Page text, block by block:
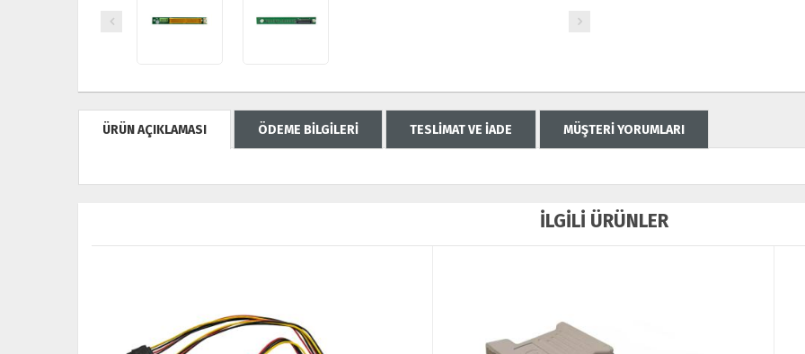
ÜRÜN AÇIKLAMASI ÖDEME BİLGİLERİ TESLİMAT VE İADE MÜŞTERİ YORUMLARI
İLGİLİ ÜRÜNLER